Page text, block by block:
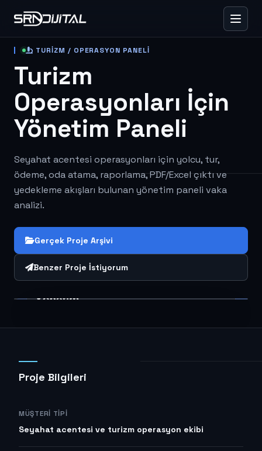
TURIZM / OPERASYON PANELI
Turizm
Operasyonları İçin
Yönetim Paneli
Seyahat acentesi operasyonları için yolcu, tur,
ödeme, oda atama, raporlama, PDF/Excel çıktı ve
yedekleme akışları bulunan yönetim paneli vaka
analizi.
Gerçek Proje Arşivi
Benzer Proje İstiyorum
Proje Bilgileri
MÜŞTERI TIPI
Seyahat acentesi ve turizm operasyon ekibi